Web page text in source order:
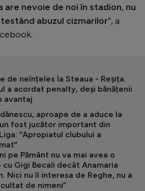
are nevoie de noi în stadion, nu
abuzul cizmarilor”, a
de neînțeles la Steaua - Reșița.
a acordat penalty, deși bănățenii
avantaj
aproape de a aduce la
fost jucător important din
”Apropiatul clubului a
pe Pământ nu va mai avea o
cu Gigi Becali decât Anamaria
Nici nu îl interesa de Reghe, nu a
de nimeni”